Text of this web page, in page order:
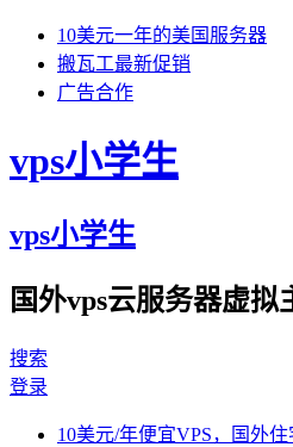
10美元一年的美国服务器
搬瓦工最新促销
广告合作
vps小学生
vps小学生
国外vps云服务器虚
搜索
登录
10美元/年便宜VPS，国外